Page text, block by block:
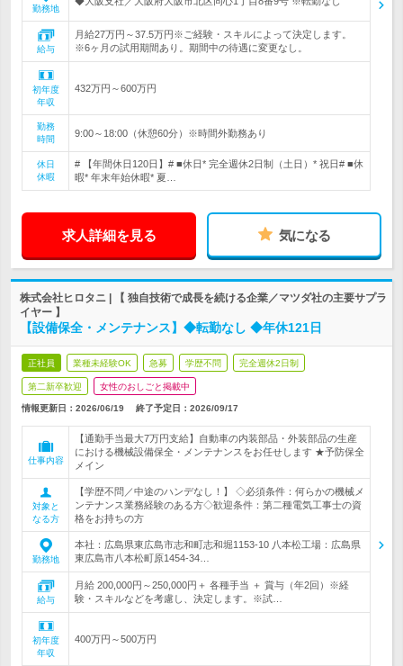
勤務地
給与
月給27万円～37.5万円※ご経験・スキルによって決定します。
※6ヶ月の試用期間あり。期間中の待遇に変更なし。
初年度
年収
432万円～600万円
勤務
時間
9:00～18:00（休憩60分）※時間外勤務あり
休日
休暇
# 【年間休日120日】# ■休日* 完全週休2日制（土日）* 祝日# ■休
暇* 年末年始休暇* 夏…
求人詳細を見る 気になる
株式会社ヒロタニ | 【 独自技術で成長を続ける企業／マツダ社の主要サプラ
イヤー 】
【設備保全・メンテナンス】◆転勤なし ◆年休121日
正社員 業種未経験OK 急募 学歴不問 完全週休2日制
第二新卒歓迎 女性のおしごと掲載中
情報更新日：2026/06/19 終了予定日： 2026/09/17
仕事内容
【通勤手当最大7万円支給】自動車の内装部品・外装部品の生産
における機械設備保全・メンテナンスをお任せします ★予防保全
メイン
対象と
なる方
【学歴不問／中途のハンデなし！】 ◇必須条件：何らかの機械メ
ンテナンス業務経験のある方◇歓迎条件：第二種電気工事士の資
格をお持ちの方
勤務地
本社：広島県東広島市志和町志和堀1153-10 八本松工場：広島県
東広島市八本松町原1454-34…
給与
月給 200,000円～250,000円＋ 各種手当 ＋ 賞与（年2回）※経
験・スキルなどを考慮し、決定します。※試…
初年度
年収
400万円～500万円